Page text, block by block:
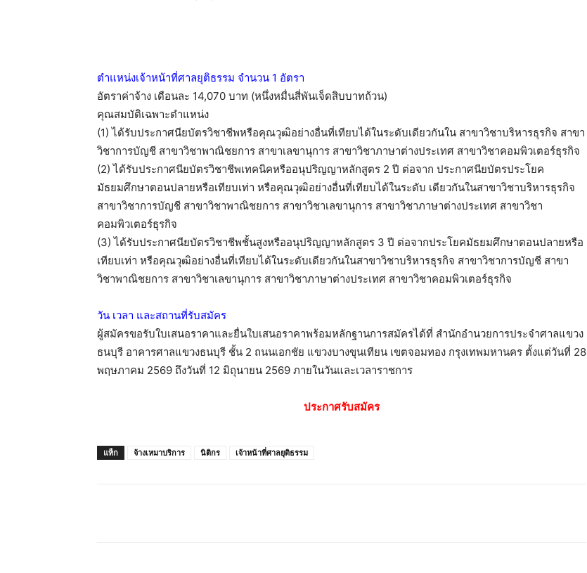
ตำแหน่งเจ้าหน้าที่ศาลยุติธรรม จำนวน 1 อัตรา
อัตราค่าจ้าง เดือนละ 14,070 บาท (หนึ่งหมื่นสี่พันเจ็ดสิบบาทถ้วน)
คุณสมบัติเฉพาะตำแหน่ง
(1) ได้รับประกาศนียบัตรวิชาชีพหรือคุณวุฒิอย่างอื่นที่เทียบได้ในระดับเดียวกันใน สาขาวิชาบริหารธุรกิจ สาขา
วิชาการบัญชี สาขาวิชาพาณิชยการ สาขาเลขานุการ สาขาวิชาภาษาต่างประเทศ สาขาวิชาคอมพิวเตอร์ธุรกิจ
(2) ได้รับประกาศนียบัตรวิชาชีพเทคนิคหรืออนุปริญญาหลักสูตร 2 ปี ต่อจาก ประกาศนียบัตรประโยค
มัธยมศึกษาตอนปลายหรือเทียบเท่า หรือคุณวุฒิอย่างอื่นที่เทียบได้ในระดับ เดียวกันในสาขาวิชาบริหารธุรกิจ
สาขาวิชาการบัญชี สาขาวิชาพาณิชยการ สาขาวิชาเลขานุการ สาขาวิชาภาษาต่างประเทศ สาขาวิชา
คอมพิวเตอร์ธุรกิจ
(3) ได้รับประกาศนียบัตรวิชาชีพชั้นสูงหรืออนุปริญญาหลักสูตร 3 ปี ต่อจากประโยคมัธยมศึกษาตอนปลายหรือ
เทียบเท่า หรือคุณวุฒิอย่างอื่นที่เทียบได้ในระดับเดียวกันในสาขาวิชาบริหารธุรกิจ สาขาวิชาการบัญชี สาขา
วิชาพาณิชยการ สาขาวิชาเลขานุการ สาขาวิชาภาษาต่างประเทศ สาขาวิชาคอมพิวเตอร์ธุรกิจ
วัน เวลา และสถานที่รับสมัคร
ผู้สมัครขอรับใบเสนอราคาและยื่นใบเสนอราคาพร้อมหลักฐานการสมัครได้ที่ สำนักอำนวยการประจำศาลแขวง
ธนบุรี อาคารศาลแขวงธนบุรี ชั้น 2 ถนนเอกชัย แขวงบางขุนเทียน เขตจอมทอง กรุงเทพมหานคร ตั้งแต่วันที่ 28
พฤษภาคม 2569 ถึงวันที่ 12 มิถุนายน 2569 ภายในวันและเวลาราชการ
ประกาศรับสมัคร
แท็ก จ้างเหมาบริการ นิติกร เจ้าหน้าที่ศาลยุติธรรม